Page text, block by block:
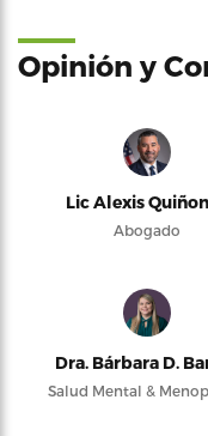
Opinión y
Lic Alexis
Abogado
Dra. Bárbara D.
Salud Mental &